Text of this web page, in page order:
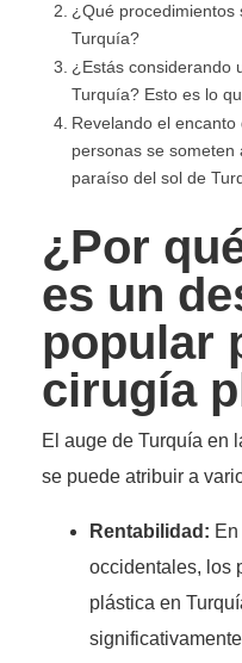
¿Qué procedimientos
Turquía?
¿Estás considerando
Turquía? Esto es lo
Revelando el
personas se
paraíso del sol de
¿Por
es un
popular
cirugía
El auge de Turquía en
se puede atribuir a
Rentabilidad:
occidentales, los
plástica en